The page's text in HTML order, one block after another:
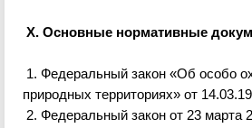
X. Основные нормативные
1. Федеральный закон «Об особо
природных территориях» от
2. Федеральный закон от 23 марта